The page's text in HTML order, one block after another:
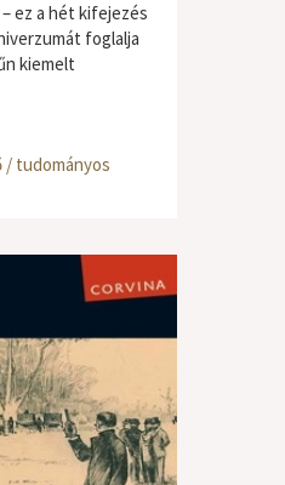
ez a hét kifejezés
foglalja
kiemelt
tudományos